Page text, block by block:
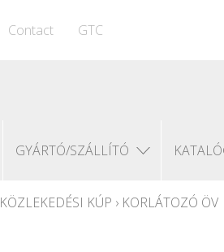
Contact GTC
GYÁRTÓ/SZÁLLÍTÓ
KÖZLEKEDÉSI KÚP › KORLÁTOZÓ ÖV